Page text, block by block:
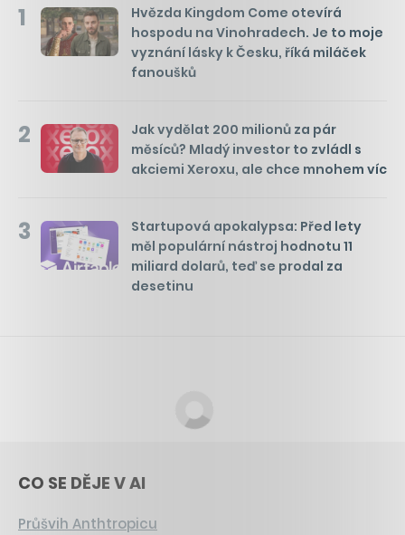
1
Hvězda Kingdom Come otevírá
hospodu na Vinohradech. Je to moje
vyznání lásky k Česku, říká miláček
fanoušků
2
Jak vydělat 200 milionů za pár
měsíců? Mladý investor to zvládl s
akciemi Xeroxu, ale chce mnohem víc
3
Startupová apokalypsa: Před lety
měl populární nástroj hodnotu 11
miliard dolarů, teď se prodal za
desetinu
CO SE DĚJE V AI
Průšvih Anthtropicu